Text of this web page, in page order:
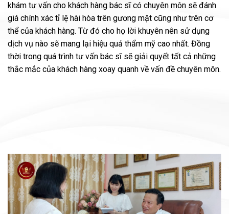
khám tư vấn cho khách hàng bác sĩ có chuyên môn sẽ đánh
giá chính xác tỉ lệ hài hòa trên gương mặt cũng như trên cơ
thể của khách hàng. Từ đó cho họ lời khuyên nên sử dụng
dịch vụ nào sẽ mang lại hiệu quả thẩm mỹ cao nhất. Đồng
thời trong quá trình tư vấn bác sĩ sẽ giải quyết tất cả những
thắc mắc của khách hàng xoay quanh về vấn đề chuyên môn.